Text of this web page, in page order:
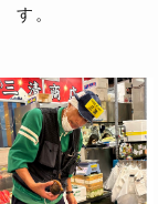
す。